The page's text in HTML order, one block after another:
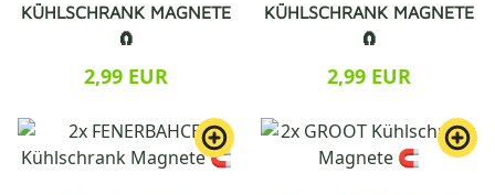
KÜHLSCHRANK MAGNETE
🧲
2,99 EUR
KÜHLSCHRANK MAGNETE
🧲
2,99 EUR